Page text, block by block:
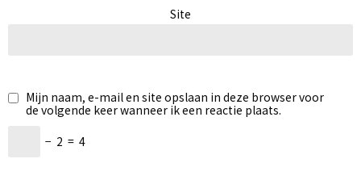
Site
Mijn naam, e-mail en site opslaan in deze browser voor
de volgende keer wanneer ik een reactie plaats.
− 2 = 4